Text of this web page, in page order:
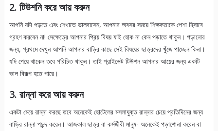
2. টিউশনি করে আয় করুন
আপনি যদি পড়তে এবং শেখাতে ভালবাসেন, আপনার অবসর সময়ে শিক্ষকতাকে পেশা হিসাবে
গ্রহণ করবেন না! সেক্ষেত্রে আপনার প্রিয় বিষয় যাই হোক না কেন পড়াতে থাকুন। পড়ানোর
জন্য, প্রথমে দেখুন আপনি আপনার বাড়ির কাছে সেই বিষয়ের ছাত্রদের খুঁজে পাচ্ছেন কিনা।
যদি পেয়ে থাকেন তবে পরিচিত থাকুন। তাই প্রাইভেট টিউশন আপনার আয়ের জন্য একটি
ভাল বিকল্প হতে পারে।
3. রান্না করে আয় করুন
একটা মেয়ে রান্না করছে তবে অনেকেই হোটেলের মসলাযুক্ত রান্নার চেয়ে প্রতিদিনের জন্য
বাড়ির রান্না পছন্দ করেন। আজকাল ছাত্র বা কর্মজীবী মানুষ- অনেকেই পড়াশোনা করেন বা